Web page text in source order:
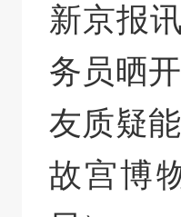
新京报
务员晒
友质疑
故宫博